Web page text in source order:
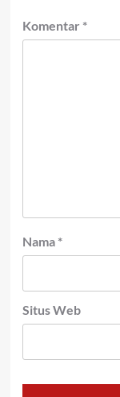
Komentar *
Nama *
Situs Web